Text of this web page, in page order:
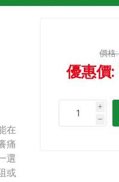
在
痛
選
或
價格:
優惠價:
i
h